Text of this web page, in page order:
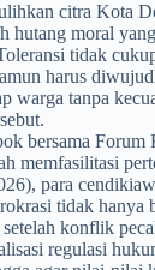
citra Kota
hutang moral
tidak
harus
warga tanpa
bersama Forum
memfasilitasi
para
tidak hanya
konflik
regulasi